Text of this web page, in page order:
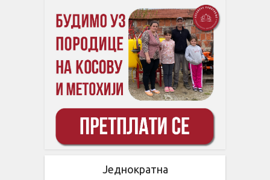
Једнократна